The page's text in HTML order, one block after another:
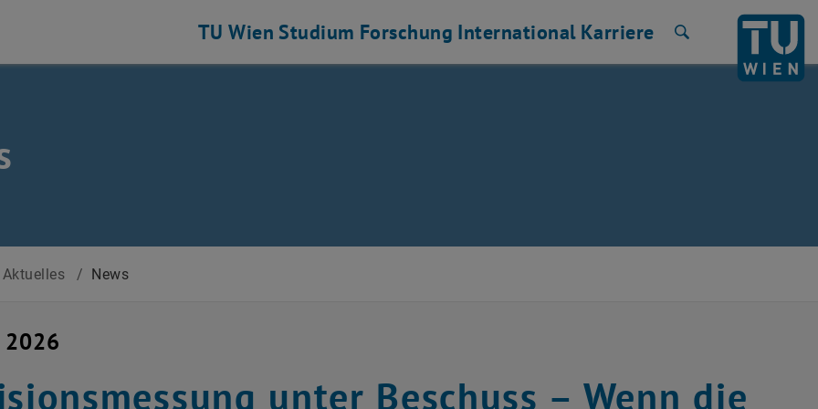
TU Wien Studium Forschung International Karriere
Aktuelles / News
2026
unter Beschuss – Wenn die